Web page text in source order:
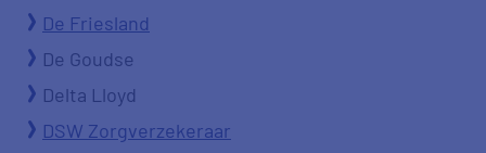
De Friesland
De Goudse
Delta Lloyd
DSW Zorgverzekeraar